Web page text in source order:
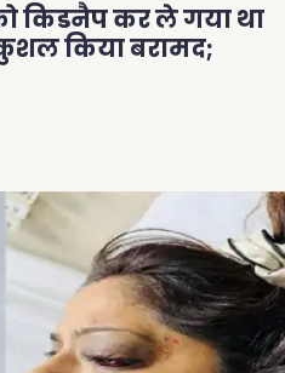
किडनैप कर ले गया था
किया बरामद;